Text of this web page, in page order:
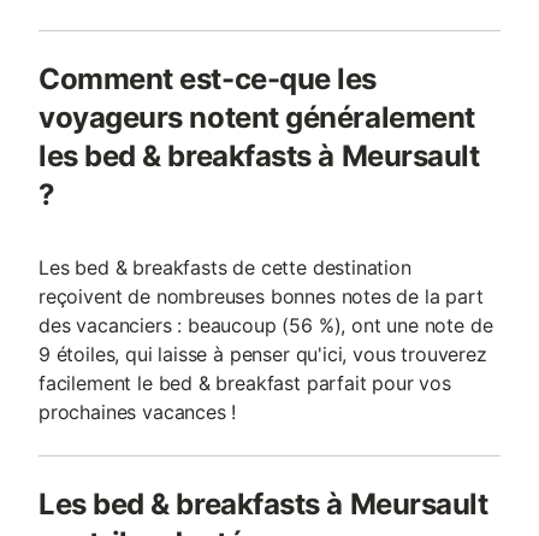
Comment est-ce-que les
voyageurs notent généralement
les bed & breakfasts à Meursault
?
Les bed & breakfasts de cette destination
reçoivent de nombreuses bonnes notes de la part
des vacanciers : beaucoup (56 %), ont une note de
9 étoiles, qui laisse à penser qu'ici, vous trouverez
facilement le bed & breakfast parfait pour vos
prochaines vacances !
Les bed & breakfasts à Meursault